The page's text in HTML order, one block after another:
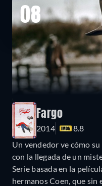
08
Fargo
2014
8.8
Un vendedor ve cómo
con la llegada de un
Serie basada en la
hermanos Coen, que sin